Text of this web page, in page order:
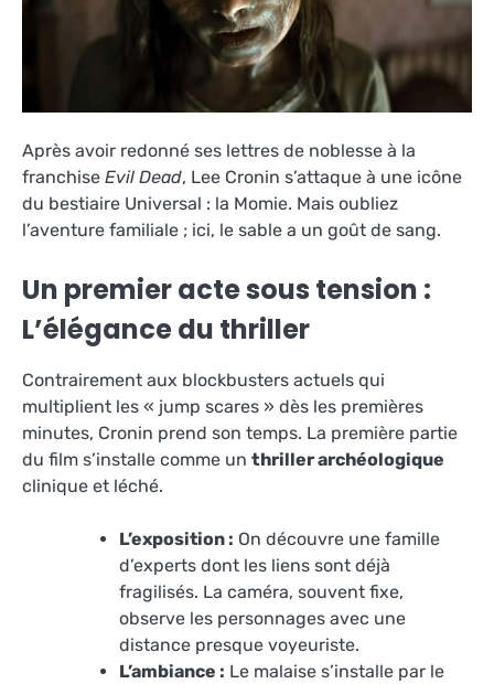
Après avoir redonné ses lettres de noblesse à la
franchise Evil Dead, Lee Cronin s’attaque à une icône
du bestiaire Universal : la Momie. Mais oubliez
l’aventure familiale ; ici, le sable a un goût de sang.
Un premier acte sous tension :
L’élégance du thriller
Contrairement aux blockbusters actuels qui
multiplient les « jump scares » dès les premières
minutes, Cronin prend son temps. La première partie
du film s’installe comme un thriller archéologique
clinique et léché.
L’exposition : On découvre une famille
d’experts dont les liens sont déjà
fragilisés. La caméra, souvent fixe,
observe les personnages avec une
distance presque voyeuriste.
L’ambiance : Le malaise s’installe par le